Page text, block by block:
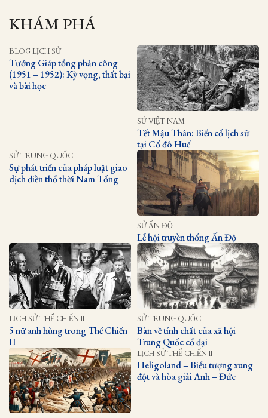
KHÁM PHÁ
BLOG LỊCH SỬ
Tướng Giáp tổng phản công
(1951 – 1952): Kỳ vọng, thất bại
và bài học
SỬ VIỆT NAM
Tết Mậu Thân: Biến cố lịch sử
tại Cố đô Huế
SỬ TRUNG QUỐC
Sự phát triển của pháp luật giao
dịch điền thổ thời Nam Tống
SỬ ẤN ĐỘ
Lễ hội truyền thống Ấn Độ
LỊCH SỬ THẾ CHIẾN II
5 nữ anh hùng trong Thế Chiến
II
SỬ TRUNG QUỐC
Bàn về tính chất của xã hội
Trung Quốc cổ đại
LỊCH SỬ THẾ CHIẾN II
Heligoland – Biểu tượng xung
đột và hòa giải Anh – Đức